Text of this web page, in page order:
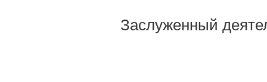
Заслуженный